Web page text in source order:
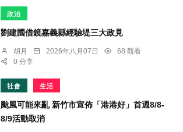
政治
劉建國借鏡嘉義縣經驗堤三大政見
胡月 2026年八月07日
68 觀看
0 分享
社會 生活
颱風可能來亂 新竹市宣佈「港港好」首週8/8-
8/9活動取消